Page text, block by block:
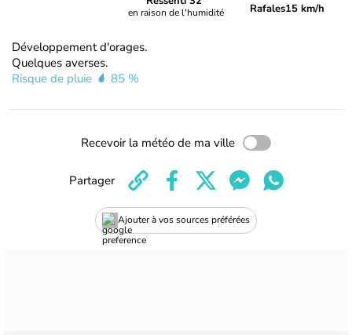
en raison de l'humidité Rafales15 km/h
Développement d'orages.
Quelques averses.
Risque de pluie
85 %
Recevoir la météo de ma ville
Ajouter à vos sources préférées
Partager